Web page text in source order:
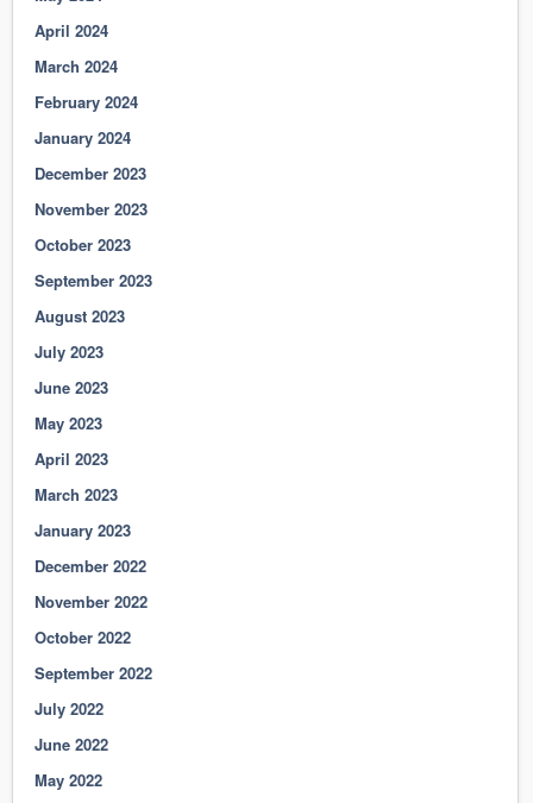
April 2024
March 2024
February 2024
January 2024
December 2023
November 2023
October 2023
September 2023
August 2023
July 2023
June 2023
May 2023
April 2023
March 2023
January 2023
December 2022
November 2022
October 2022
September 2022
July 2022
June 2022
May 2022